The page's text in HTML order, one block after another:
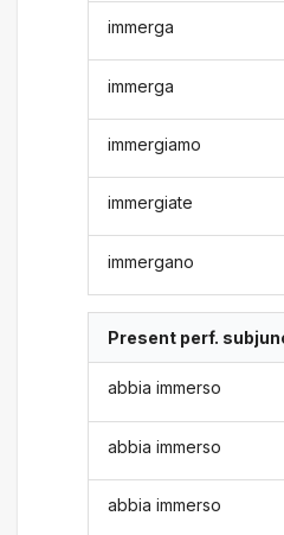
immerga
immerga
immergiamo
immergiate
immergano
Present perf.
abbia immerso
abbia immerso
abbia immerso